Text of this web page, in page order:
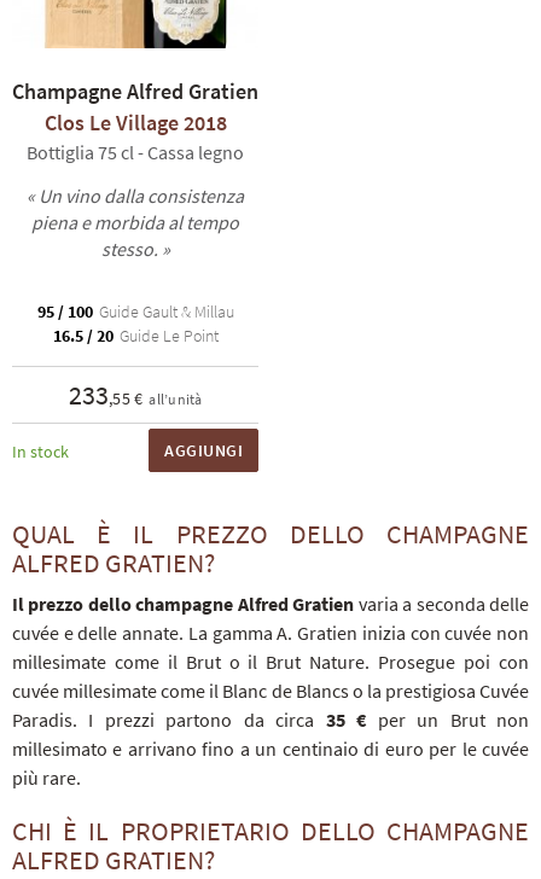
Champagne Alfred Gratien
Clos Le Village 2018
Bottiglia 75 cl - Cassa legno
« Un vino dalla consistenza
piena e morbida al tempo
stesso. »
95 / 100 Guide Gault & Millau
16.5 / 20 Guide Le Point
233,55 € all’unità
In stock AGGIUNGI
QUAL È IL PREZZO DELLO CHAMPAGNE
ALFRED GRATIEN?
Il prezzo dello champagne Alfred Gratien varia a seconda delle
cuvée e delle annate. La gamma A. Gratien inizia con cuvée non
millesimate come il Brut o il Brut Nature. Prosegue poi con
cuvée millesimate come il Blanc de Blancs o la prestigiosa Cuvée
Paradis. I prezzi partono da circa 35 € per un Brut non
millesimato e arrivano fino a un centinaio di euro per le cuvée
più rare.
CHI È IL PROPRIETARIO DELLO CHAMPAGNE
ALFRED GRATIEN?